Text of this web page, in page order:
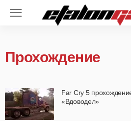
Прохождение
Far Cry 5
«Вдоводел»